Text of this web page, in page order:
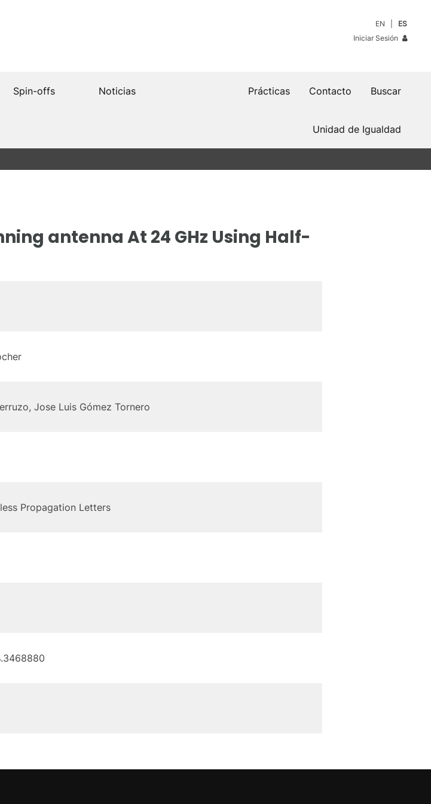
EN
ES
Iniciar Sesión
Spin-offs Buscar
Contacto
Prácticas
Noticias
Unidad de Igualdad
antenna At 24 GHz Using Half-
Jose Luis Gómez Tornero
Propagation Letters